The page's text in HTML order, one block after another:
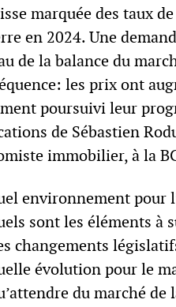
marquée des taux
en 2024. Une
de la balance du
les prix ont
poursuivi leur
de Sébastien
immobilier, à la
environnement pour
sont les éléments à
changements
évolution pour le
du marché de